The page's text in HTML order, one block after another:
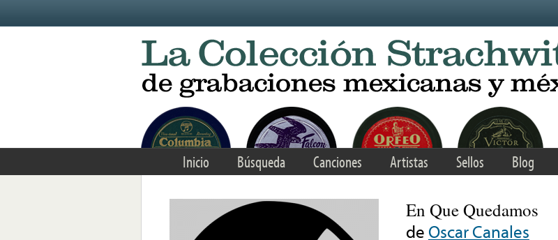
Inicio Búsqueda Canciones Artistas Sellos Blog
En Que Quedamos
de Oscar Canales